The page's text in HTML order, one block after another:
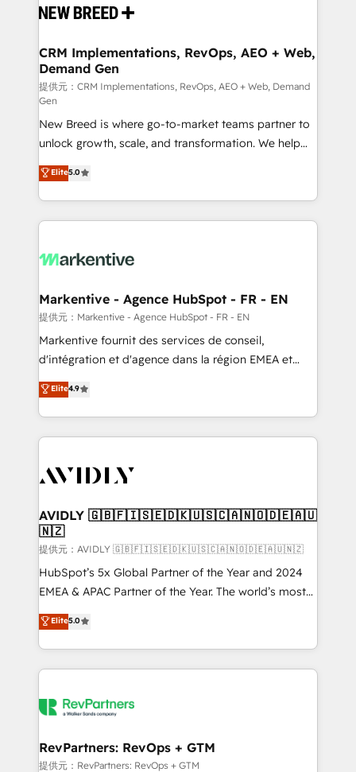
革を、構想から実装・定着までPMOとして主導。「設
の統合・浸透・変革管理を実行します。 ▸ CMS戦略設
計・構築：リード獲得・CVR・SEOを前提にした情報設
計・導線設計・テンプレート設計をContent Hubで一体
提供。 ▸ 既存CRM・MAからの移行支援：Salesforce・
Marketo・Pardot等からの移行、カスタム設計、履歴
データ移行と活用設計まで。 ▸ AEO対応：ChatGPT・
ンツとサイト構造を最適化。 🏆 なぜ100incを選ぶの
か？ ✓ HubSpot Eliteパートナー認定 ✓ HubSpotアワ
ード受賞・HUGリーダー ✓ ISO27001:2022 /
HubSpot大百科 出版 CRM・AI活用に関するご相談、現
せください。
and system integrations powered by Globalia’s
trainers to drive platform adoption. 📈 Revenue
Generation - Full-funnel marketing and high-
performance advertising via Point Success Media. -
Expert deployment of Breeze AI and custom agents
to automate growth. 🏆 Elite Excellence - 8 platform
accreditations and deep HIPAA-compliance
expertise. - A team of 250+ experts dedicated to
your resilient growth.
CRM Implementations, RevOps, AEO + Web,
Demand Gen
提供元：CRM Implementations, RevOps, AEO + Web, Demand
Gen
New Breed is where go-to-market teams partner to
unlock growth, scale, and transformation. We help
companies activate HubSpot’s AI-powered
customer platform and operationalize HubSpot’s
Loop Marketing framework through expert-led
services, smart agents, and purpose-built apps,
results, fast. ⚙️CRM & RevOps: Align all Hubs to your
🎯Demand Gen & ABM: Drive pipeline with inbound,
ABM, AEO, SEO, & paid media. 👩‍💻Web Design:
Build high-performing websites with UX, messaging,
& conversion strategy that drive results. 🤖AI
AI, & maximize AEO with tailored AI services. 🧩
Integrations: Extend HubSpot with custom
Elite5.0
Markentive - Agence HubSpot - FR - EN
提供元：Markentive - Agence HubSpot - FR - EN
Markentive fournit des services de conseil,
d'intégration et d'agence dans la région EMEA et
North America. Avec plus de 115 experts en
marketing automation, Growth, Revops, CRM et
webdesign. Markentive is both a consulting firm, a
digital agency and an integrator. With over 115
CRM and webdesign (We focus on EMEA - USA
Elite4.9
AVIDLY 🇬🇧🇫🇮🇸🇪🇩🇰🇺🇸🇨🇦🇳🇴🇩🇪🇦🇺
🇳🇿
提供元：AVIDLY 🇬🇧🇫🇮🇸🇪🇩🇰🇺🇸🇨🇦🇳🇴🇩🇪🇦🇺🇳🇿
HubSpot’s 5x Global Partner of the Year and 2024
EMEA & APAC Partner of the Year. The world’s most
experienced and fully accredited HubSpot Solutions
Partner. 🚀 With 2,750+ HubSpot projects delivered
and 370+ specialists across EMEA, APAC and NAM,
we de-risk complex CRM programmes and
multi-region migrations to AI-powered automation,
scale. 🏆 HubSpot’s CEO called us “the partner of the
future.” Others agree it is proof of trust built through
Elite5.0
RevPartners: RevOps + GTM
提供元：RevPartners: RevOps + GTM